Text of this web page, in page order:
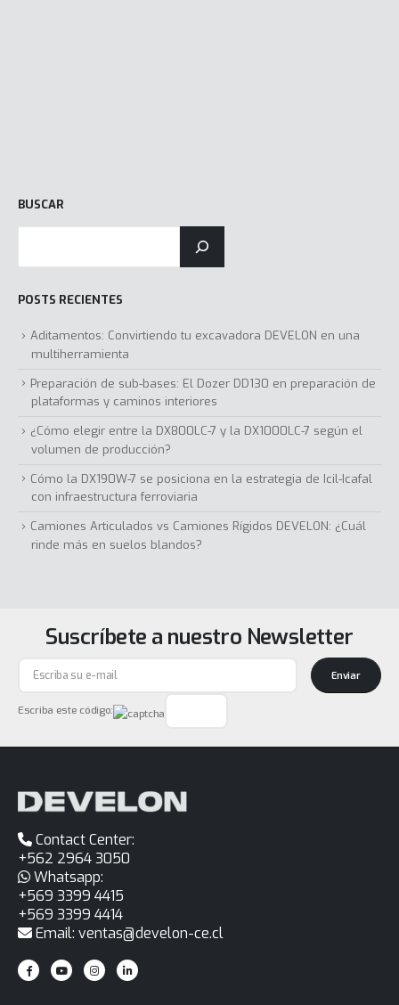
BUSCAR
POSTS RECIENTES
Aditamentos: Convirtiendo tu excavadora DEVELON en una
multiherramienta
Preparación de sub-bases: El Dozer DD130 en preparación de
plataformas y caminos interiores
¿Cómo elegir entre la DX800LC-7 y la DX1000LC-7 según el
volumen de producción?
Cómo la DX190W-7 se posiciona en la estrategia de Icil-Icafal
con infraestructura ferroviaria
Camiones Articulados vs Camiones Rígidos DEVELON: ¿Cuál
rinde más en suelos blandos?
Suscríbete a nuestro Newsletter
Escriba este código:
Enviar
Contact Center:
+562 2964 3050
Whatsapp:
+569 3399 4415
+569 3399 4414
Email: ventas@develon-ce.cl